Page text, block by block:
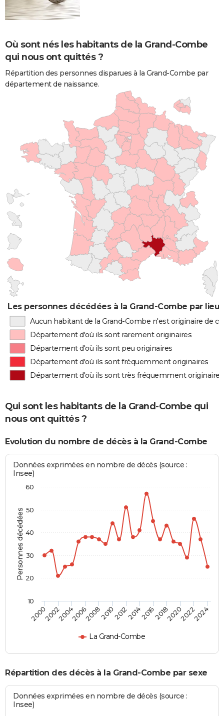
Où sont nés les habitants de la Grand-Combe
qui nous ont quittés ?
Répartition des personnes disparues à la Grand-Combe par
département de naissance.
Les personnes décédées à la Grand-Combe par lieu
Aucun habitant de la Grand-Combe n'est originaire de
Département d'où ils sont rarement originaires
Département d'où ils sont peu originaires
Département d'où ils sont fréquemment originaires
Département d'où ils sont très fréquemment originaires
Qui sont les habitants de la Grand-Combe qui
nous ont quittés ?
Evolution du nombre de décès à la Grand-Combe
Personnes décédées
Données exprimées en nombre de décès (source :
Insee)
La Grand-Combe
2000200220042006200820102012201420162018202020222024
10
20
30
40
50
60
Répartition des décès à la Grand-Combe par sexe
Données exprimées en nombre de décès (source :
Insee)